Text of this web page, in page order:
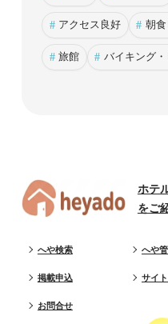
# アクセス良好 # 朝食
# 旅館 # バイキング
ホテ
をご
へや検索 へや
掲載申込 サイ
お問合せ